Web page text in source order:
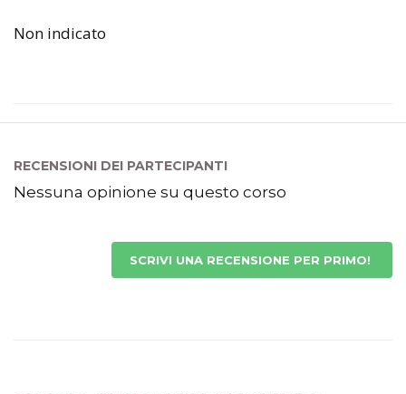
Non indicato
RECENSIONI DEI PARTECIPANTI
Nessuna opinione su questo corso
SCRIVI UNA RECENSIONE PER PRIMO!